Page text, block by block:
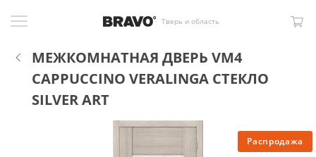
Тверь и область
МЕЖКОМНАТНАЯ ДВЕРЬ VM4
CAPPUCCINO VERALINGA СТЕКЛО
SILVER ART
Распродажа